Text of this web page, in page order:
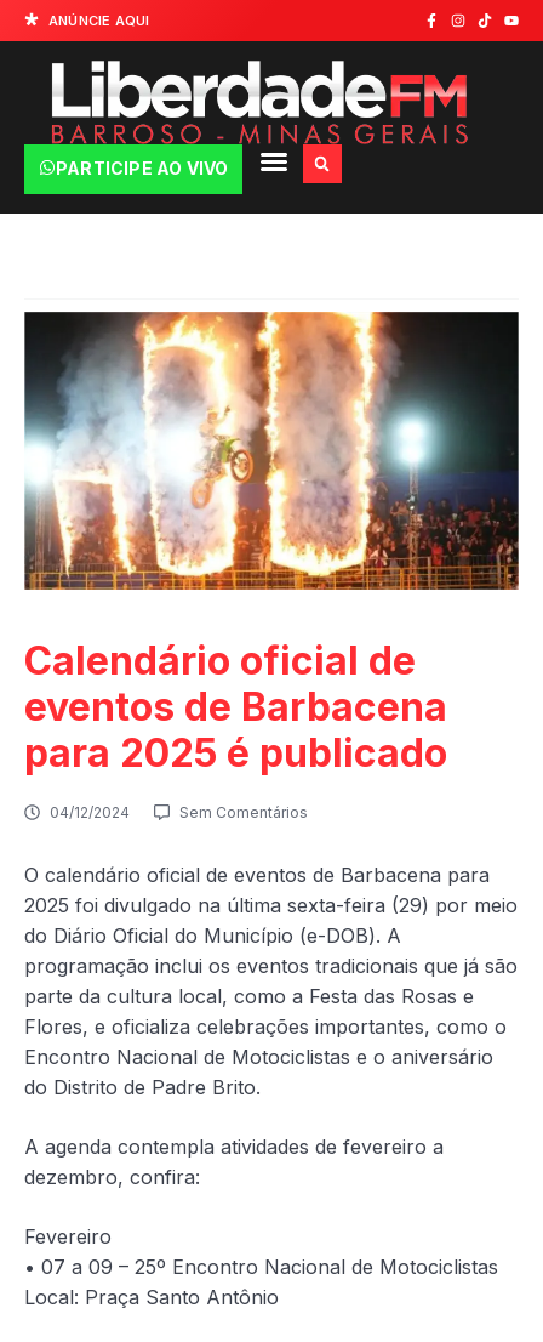
ANÚNCIE AQUI
PARTICIPE AO VIVO
Calendário oficial de
eventos de Barbacena
para 2025 é publicado
04/12/2024 Sem Comentários
O calendário oficial de eventos de Barbacena para
2025 foi divulgado na última sexta-feira (29) por meio
do Diário Oficial do Município (e-DOB). A
programação inclui os eventos tradicionais que já são
parte da cultura local, como a Festa das Rosas e
Flores, e oficializa celebrações importantes, como o
Encontro Nacional de Motociclistas e o aniversário
do Distrito de Padre Brito.
A agenda contempla atividades de fevereiro a
dezembro, confira:
Fevereiro
• 07 a 09 – 25º Encontro Nacional de Motociclistas
Local: Praça Santo Antônio